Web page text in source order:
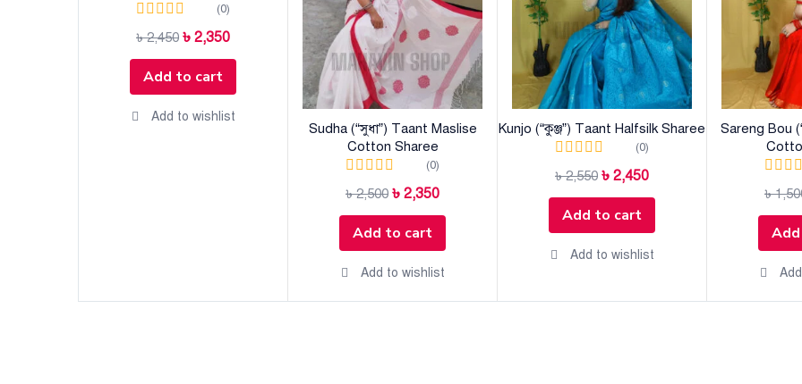
(0)
৳2,450 ৳ 2,350
Add to cart
Add to wishlist
Sudha (“সুধা”) Taant Maslise
Cotton Sharee
(0)
৳2,500 ৳ 2,350
Add to cart
Add to wishlist
Kunjo (“কুঞ্জ”) Taant Halfsilk Sharee
(0)
৳2,550 ৳ 2,450
Add to cart
Add to wishlist
Sareng Bou
৳